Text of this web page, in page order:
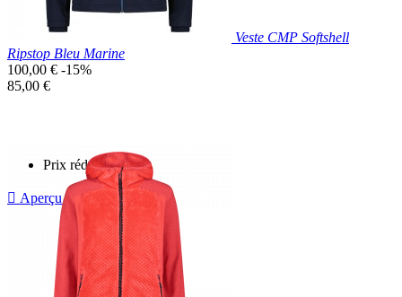
Veste CMP Softshell
Ripstop Bleu Marine
Prix
de
100,00 € -15%
Prix
85,00 €
Prix réduit
 Aperçu rapide